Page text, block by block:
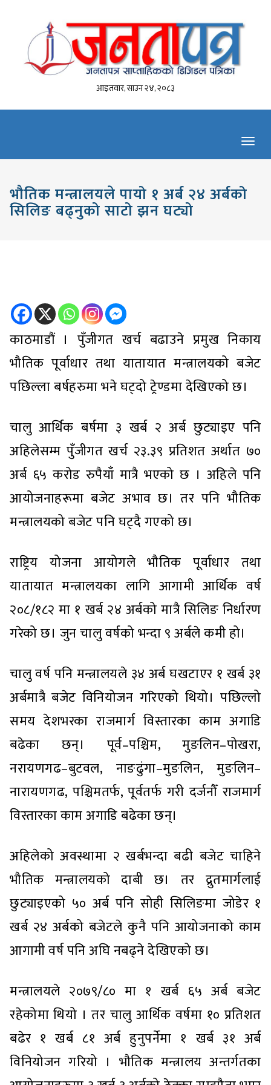
आइतवार, साउन २४, २०८३
भौतिक मन्त्रालयले पायो १ अर्ब २४ अर्बको
सिलिङ बढ्नुको साटो झन घट्यो
काठमाडौं । पुँजीगत खर्च बढाउने प्रमुख निकाय
भौतिक पूर्वाधार तथा यातायात मन्त्रालयको बजेट
पछिल्ला बर्षहरुमा भने घट्दो ट्रेण्डमा देखिएको छ।
चालु आर्थिक बर्षमा ३ खर्ब २ अर्ब छुट्याइए पनि
अहिलेसम्म पुँजीगत खर्च २३.३९ प्रतिशत अर्थात ७०
अर्ब ६५ करोड रुपैयाँ मात्रै भएको छ । अहिले पनि
आयोजनाहरूमा बजेट अभाव छ। तर पनि भौतिक
मन्त्रालयको बजेट पनि घट्दै गएको छ।
राष्ट्रिय योजना आयोगले भौतिक पूर्वाधार तथा
यातायात मन्त्रालयका लागि आगामी आर्थिक वर्ष
२०८/१८२ मा १ खर्ब २४ अर्बको मात्रै सिलिङ निर्धारण
गरेको छ। जुन चालु वर्षको भन्दा ९ अर्बले कमी हो।
चालु वर्ष पनि मन्त्रालयले ३४ अर्ब घखटाएर १ खर्ब ३१
अर्बमात्रै बजेट विनियोजन गरिएको थियो। पछिल्लो
समय देशभरका राजमार्ग विस्तारका काम अगाडि
बढेका छन्। पूर्व–पश्चिम, मुङलिन–पोखरा,
नरायणगढ–बुटवल, नाङढुंगा–मुङलिन, मुङलिन–
नारायणगढ, पश्चिमतर्फ, पूर्वतर्फ गरी दर्जनौँ राजमार्ग
विस्तारका काम अगाडि बढेका छन्।
अहिलेको अवस्थामा २ खर्बभन्दा बढी बजेट चाहिने
भौतिक मन्त्रालयको दाबी छ। तर द्रुतमार्गलाई
छुट्याइएको ५० अर्ब पनि सोही सिलिङमा जोडेर १
खर्ब २४ अर्बको बजेटले कुनै पनि आयोजनाको काम
आगामी वर्ष पनि अघि नबढ्ने देखिएको छ।
मन्त्रालयले २०७९/८० मा १ खर्ब ६५ अर्ब बजेट
रहेकोमा थियो । तर चालु आर्थिक वर्षमा १० प्रतिशत
बढेर १ खर्ब ८१ अर्ब हुनुपर्नेमा १ खर्ब ३१ अर्ब
विनियोजन गरियो । भौतिक मन्त्रालय अन्तर्गतका